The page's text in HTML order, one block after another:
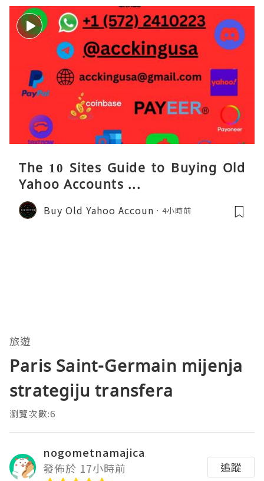
The 10 Sites Guide to Buying Old
Yahoo Accounts ...
Buy Old Yahoo Accoun 4小時前
旅遊
Paris Saint-Germain mijenja
strategiju transfera
瀏覽次數:6
nogometnamajica
發佈於 17小時前
追蹤